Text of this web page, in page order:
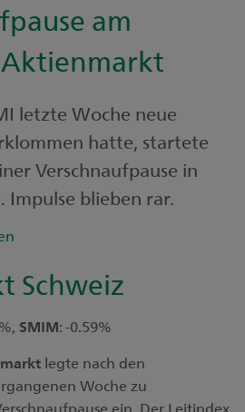
am
letzte Woche neue
hatte, startete
Verschnaufpause in
Impulse blieben rar.
Schweiz
SMIM: -0.59%
legte nach den
Woche zu
ein. Der Leitindex